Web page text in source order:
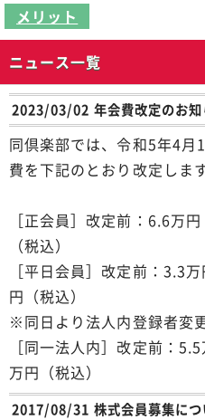
メリット
ニュース一覧
2023/03/02 年会費改定のお知
同倶楽部では、令和5年4月
費を下記のとおり改定します
［正会員］改定前：6.6万
（税込）
［平日会員］改定前：3.3
円（税込）
※同日より法人内登録者変
［同一法人内］改定前：
万円（税込）
2017/08/31 株式会員募集につ